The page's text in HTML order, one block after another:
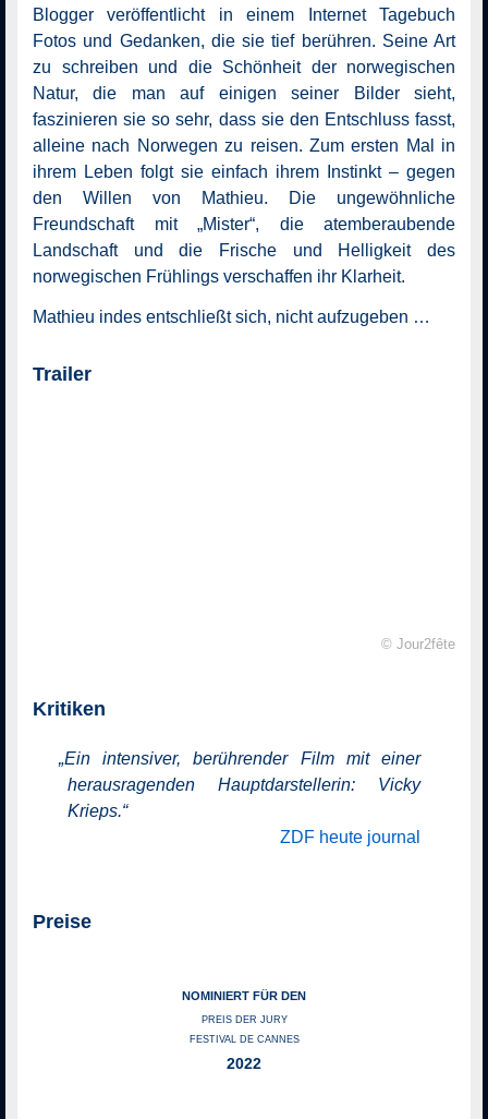
Blogger veröffentlicht in einem Internet Tagebuch
Fotos und Gedanken, die sie tief berühren. Seine Art
zu schreiben und die Schönheit der norwegischen
Natur, die man auf einigen seiner Bilder sieht,
faszinieren sie so sehr, dass sie den Entschluss fasst,
alleine nach Norwegen zu reisen. Zum ersten Mal in
ihrem Leben folgt sie einfach ihrem Instinkt – gegen
den Willen von Mathieu. Die ungewöhnliche
Freundschaft mit „Mister“, die atemberaubende
Landschaft und die Frische und Helligkeit des
norwegischen Frühlings verschaffen ihr Klarheit.
Mathieu indes entschließt sich, nicht aufzugeben …
Trailer
© Jour2fête
Kritiken
„Ein intensiver, berührender Film mit einer
herausragenden Hauptdarstellerin: Vicky
Krieps.“
ZDF heute journal
Preise
NOMINIERT FÜR DEN
PREIS DER JURY
FESTIVAL DE CANNES
2022